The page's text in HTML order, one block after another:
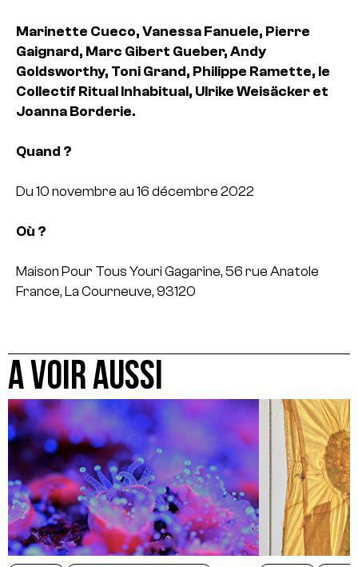
Marinette Cueco, Vanessa Fanuele, Pierre
Gaignard, Marc Gibert Gueber, Andy
Goldsworthy, Toni Grand, Philippe Ramette, le
Collectif Ritual Inhabitual, Ulrike Weisäcker et
Joanna Borderie.
Quand ?
Du 10 novembre au 16 décembre 2022
Où ?
Maison Pour Tous Youri Gagarine, 56 rue Anatole
France, La Courneuve, 93120
A VOIR AUSSI